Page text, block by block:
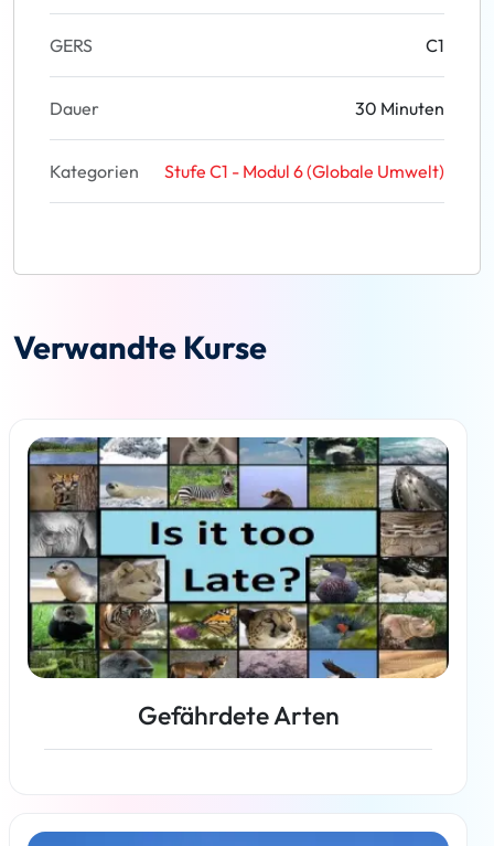
GERS C1
Dauer 30 Minuten
Kategorien Stufe C1 - Modul 6 (Globale Umwelt)
Verwandte Kurse
Gefährdete Arten
Weiterlesen